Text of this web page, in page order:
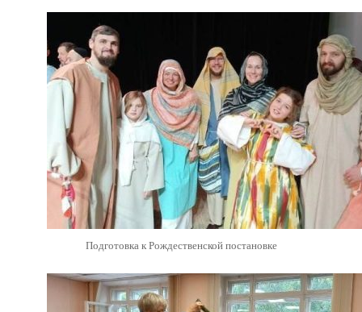
Подготовка к Рождественской постановке